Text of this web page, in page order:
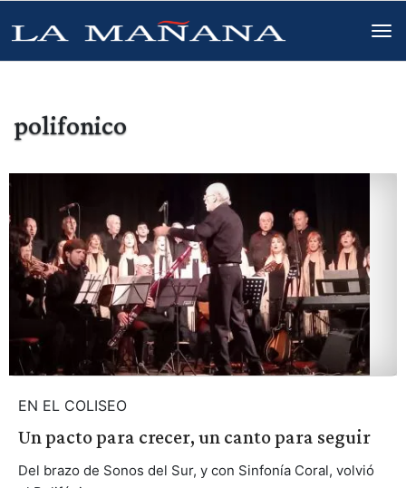
polifonico
EN EL COLISEO
Un pacto para crecer, un canto para seguir
Del brazo de Sonos del Sur, y con Sinfonía Coral, volvió